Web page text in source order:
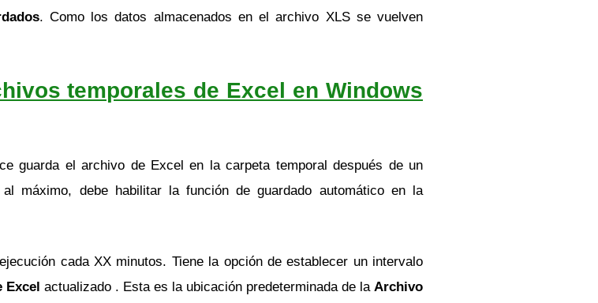
. Como los datos almacenados en el archivo XLS se vuelven
temporales de Excel en Windows
guarda el archivo de Excel en la carpeta temporal después de un
máximo, debe habilitar la función de guardado automático en la
cada XX minutos. Tiene la opción de establecer un intervalo
Excel actualizado . Esta es la ubicación predeterminada de la Archivo